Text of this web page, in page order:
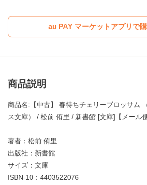
au PAY マーケットアプリで
商品説明
商品名:【中古】 春待ちチェリーブロッサム
ス文庫） / 松前 侑里 / 新書館 [文庫]【メール
著者：松前 侑里
出版社：新書館
サイズ：文庫
ISBN-10：4403522076